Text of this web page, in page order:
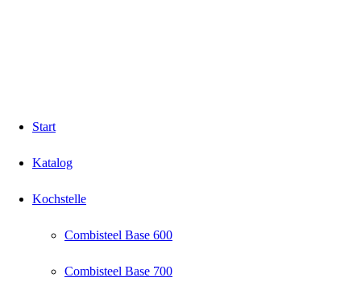
Start
Katalog
Kochstelle
Combisteel Base 600
Combisteel Base 700